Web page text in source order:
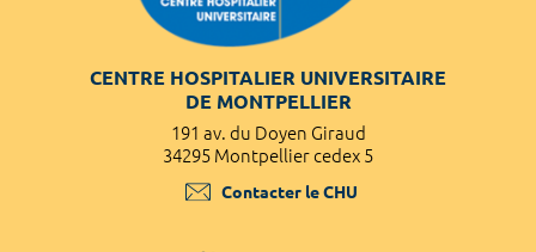
CENTRE HOSPITALIER UNIVERSITAIRE
DE MONTPELLIER
191 av. du Doyen Giraud
34295 Montpellier cedex 5
Contacter le CHU